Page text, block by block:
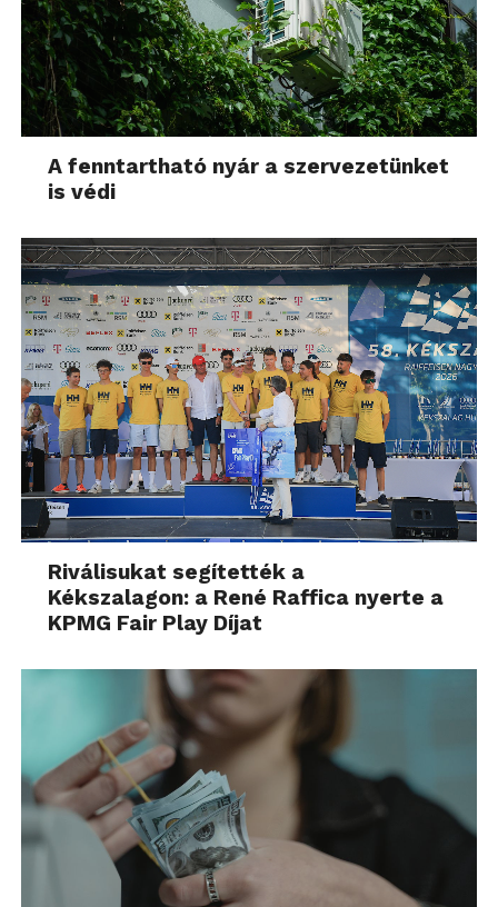
A fenntartható nyár a szervezetünket
is védi
Riválisukat segítették a
Kékszalagon: a René Raffica nyerte a
KPMG Fair Play Díjat